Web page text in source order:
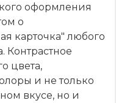
оформления
о
карточка" любого
Контрастное
цвета,
и не только
вкусе, но и